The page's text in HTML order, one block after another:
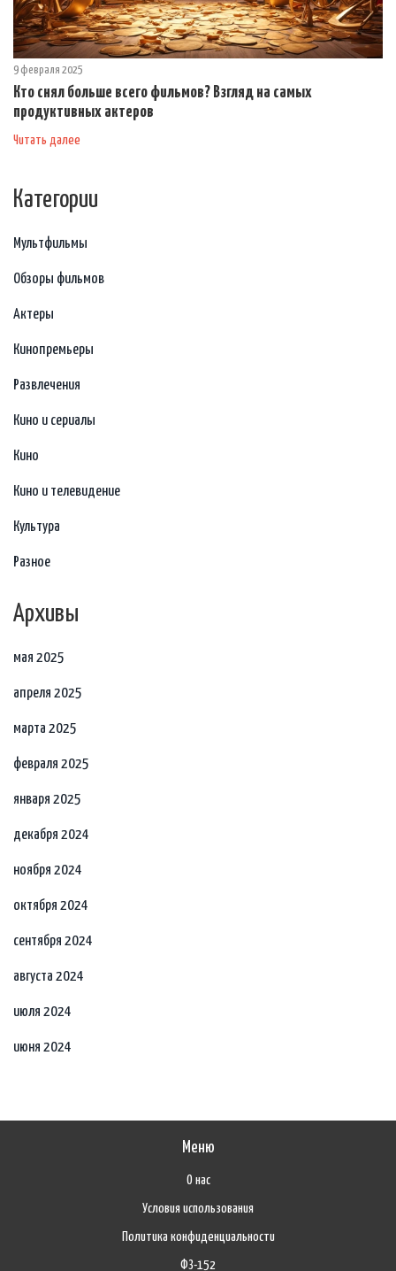
9 февраля 2025
Кто снял больше всего фильмов? Взгляд на самых
продуктивных актеров
Читать далее
Категории
Мультфильмы
Обзоры фильмов
Актеры
Кинопремьеры
Развлечения
Кино и сериалы
Кино
Кино и телевидение
Культура
Разное
Архивы
мая 2025
апреля 2025
марта 2025
февраля 2025
января 2025
декабря 2024
ноября 2024
октября 2024
сентября 2024
августа 2024
июля 2024
июня 2024
Меню
О нас
Условия использования
Политика конфиденциальности
ФЗ-152